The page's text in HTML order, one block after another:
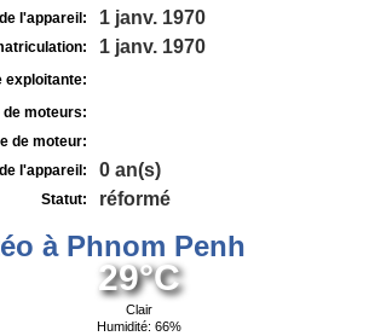
l'appareil: 1 janv. 1970
1 janv. 1970
exploitante:
de moteurs:
de moteur:
l'appareil:
0 an(s)
Statut: réformé
à Phnom Penh
29°C
Clair
Humidité: 66%